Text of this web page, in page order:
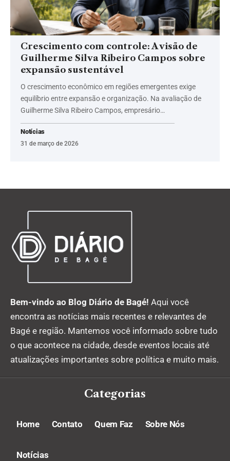
Crescimento com controle: A visão de
Guilherme Silva Ribeiro Campos sobre
expansão sustentável
O crescimento econômico em regiões emergentes exige
equilíbrio entre expansão e organização. Na avaliação de
Guilherme Silva Ribeiro Campos, empresário…
Notícias
31 de março de 2026
Bem-vindo ao Blog Diário de Bagé! Aqui você
encontra as notícias mais recentes e relevantes de
Bagé e região. Mantemos você informado sobre tudo
o que acontece na cidade, desde eventos locais até
atualizações importantes sobre política e muito mais.
Categorias
Home Contato Quem Faz Sobre Nós
Notícias